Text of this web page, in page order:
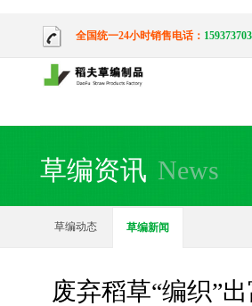
全国统一24小时销售电话：
草编资讯 News
草编动态 草编新闻
废弃稻草“编织”